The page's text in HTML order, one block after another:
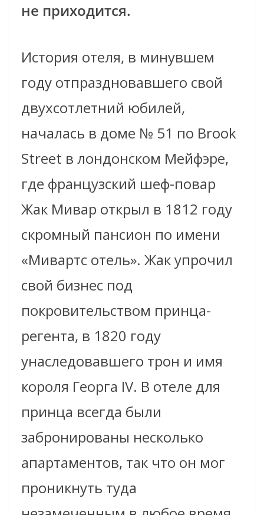
не приходится.
История отеля, в минувшем
году отпраздновавшего свой
двухсотлетний юбилей,
началась в доме № 51 по Brook
Street в лондонском Мейфэре,
где французский шеф-повар
Жак Мивар открыл в 1812 году
скромный пансион по имени
«Мивартс отель». Жак упрочил
свой бизнес под
покровительством принца-
регента, в 1820 году
унаследовавшего трон и имя
короля Георга IV. В отеле для
принца всегда были
забронированы несколько
апартаментов, так что он мог
проникнуть туда